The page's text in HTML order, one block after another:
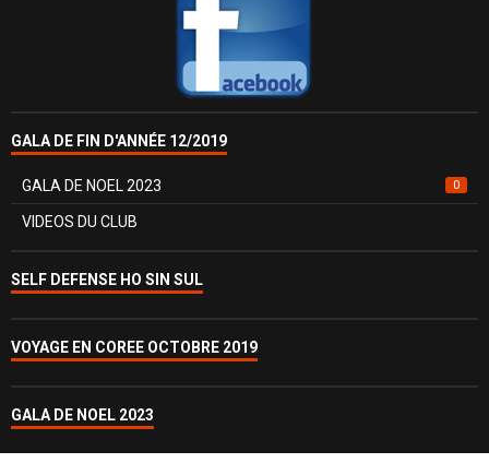
GALA DE FIN D'ANNÉE 12/2019
GALA DE NOEL 2023 0
VIDEOS DU CLUB
SELF DEFENSE HO SIN SUL
VOYAGE EN COREE OCTOBRE 2019
GALA DE NOEL 2023